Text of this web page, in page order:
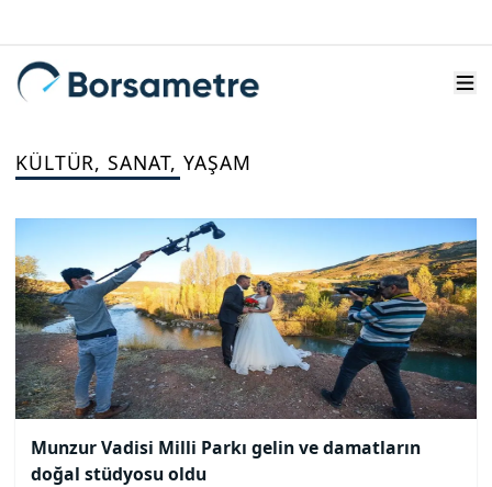
KÜLTÜR, SANAT, YAŞAM
Munzur Vadisi Milli Parkı gelin ve damatların
doğal stüdyosu oldu